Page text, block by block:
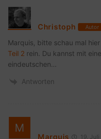
Christoph Autor
Marquis, bitte schau mal hier
Teil 2 rein. Du kannst mit
eindeutschen…
Antworten
Marquis 19.